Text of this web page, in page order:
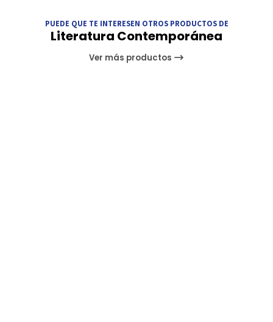
PUEDE QUE TE INTERESEN OTROS PRODUCTOS DE
Literatura Contemporánea
Ver más productos